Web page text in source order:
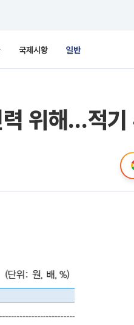
국제시황 일반
위해…적